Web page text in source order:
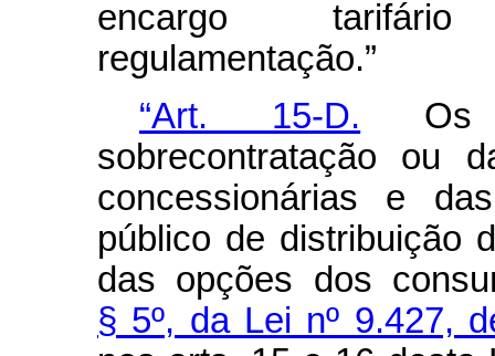
encargo
regulamentação.”
“Art. 15-D. Os
sobrecontratação ou
concessionárias e
público de distribuição
das opções dos
§ 5º, da Lei nº 9.427,